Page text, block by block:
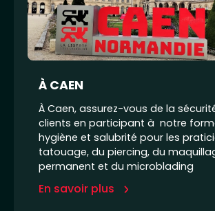
À CAEN
À Caen, assurez-vous de la
clients en participant à notre
hygiène et salubrité pour les
tatouage, du piercing, du
permanent et du microblading
En savoir plus